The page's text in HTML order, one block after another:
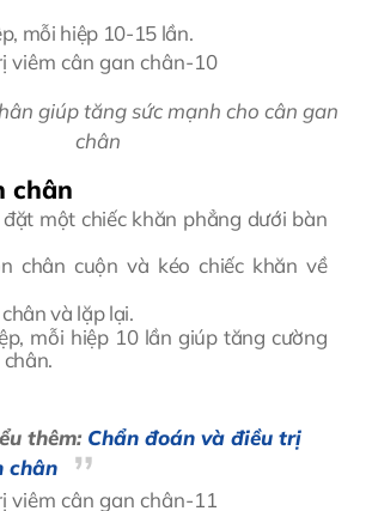
mỗi hiệp 10-15 lần.
giúp tăng sức mạnh cho cân gan
chân
chân
một chiếc khăn phẳng dưới bàn
chân cuộn và kéo chiếc khăn về
và lặp lại.
mỗi hiệp 10 lần giúp tăng cường
thêm: Chẩn đoán và điều trị
chân